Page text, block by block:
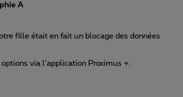
A
fille était en fait un blocage des données
via l’application Proximus +.